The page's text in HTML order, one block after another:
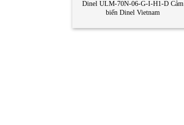
Dinel ULM-70N-06-G-I-H1-D Cảm
biến Dinel Vietnam